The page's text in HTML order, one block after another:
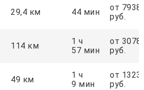
29,4 км 44 мин
от 7938
руб.
114 км
1 ч
57 мин
от 3078
руб.
49 км
1 ч
9 мин
от 1323
руб.